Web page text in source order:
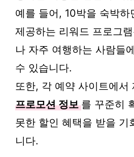
예를 들어, 10박을 숙박하
제공하는 리워드 프로그
나 자주 여행하는 사람들
수 있습니다.
또한, 각 예약 사이트에서
프로모션 정보 를 꾸준히
못한 할인 혜택을 받을 기
니다.